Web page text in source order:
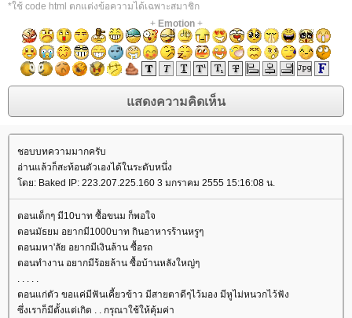
*ใช้ code html ตกแต่งข้อความได้เฉพาะสมาชิก
+ Emotion+
ชอบบทความมากครับ
อ่านแล้วก็สะท้อนตัวเองได้ในระดับหนึ่ง
ดย: Baked IP: 223.207.225.160 3 มกราคม 2555 15:16:08 น.
ตอนเด็กๆ มี10บาท ซื้อขนม ก็พอใจ
ตอนมัธยม อยากมี1000บาท กินอาหารร้านหรูๆ
ตอนมหา'ลัย อยากมีเงินล้าน ซื้อรถ
ตอนทำงาน อยากมีร้อยล้าน ซื้อบ้านหลังใหญ่ๆ
. . . . .
ตอนแก่ตัว ขอแค่มีฟันเคี้ยวข้าว มีสายตาดีๆไว้มอง มีหูไม่หนวกไว้ฟัง
ซึ่งเราก็มีตั้งแต่เกิด . . กรุณาใช้ให้คุ้มค่า